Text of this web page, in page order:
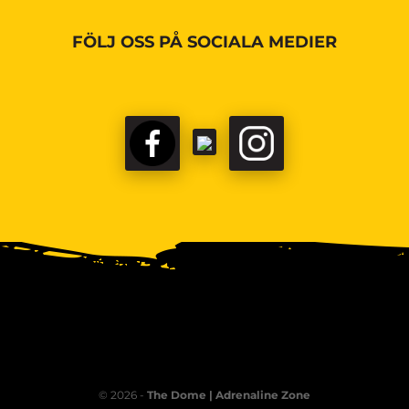
FÖLJ OSS PÅ SOCIALA MEDIER
© 2026 - The Dome | Adrenaline Zone